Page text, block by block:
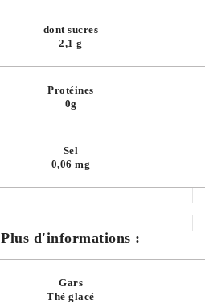
dont sucres
2,1 g
Protéines
0g
Sel
0,06 mg
Plus d'informations :
Gars
Thé glacé